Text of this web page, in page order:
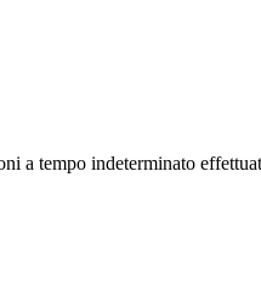
a tempo indeterminato